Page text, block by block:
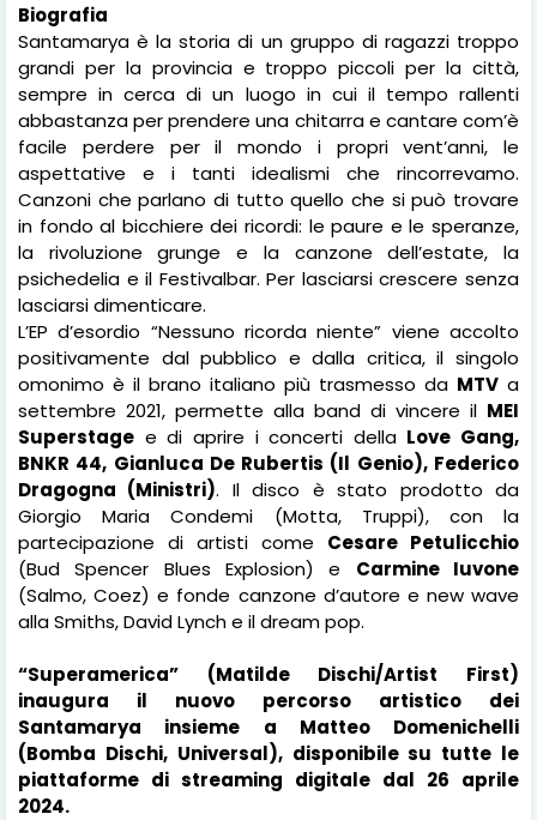
Biografia
Santamarya è la storia di un gruppo di ragazzi troppo
grandi per la provincia e troppo piccoli per la città,
sempre in cerca di un luogo in cui il tempo rallenti
abbastanza per prendere una chitarra e cantare com’è
facile perdere per il mondo i propri vent’anni, le
aspettative e i tanti idealismi che rincorrevamo.
Canzoni che parlano di tutto quello che si può trovare
in fondo al bicchiere dei ricordi: le paure e le speranze,
la rivoluzione grunge e la canzone dell’estate, la
psichedelia e il Festivalbar. Per lasciarsi crescere senza
lasciarsi dimenticare.
L’EP d’esordio “Nessuno ricorda niente” viene accolto
positivamente dal pubblico e dalla critica, il singolo
omonimo è il brano italiano più trasmesso da MTV a
settembre 2021, permette alla band di vincere il MEI
Superstage e di aprire i concerti della Love Gang,
BNKR 44, Gianluca De Rubertis (Il Genio), Federico
Dragogna (Ministri). Il disco è stato prodotto da
Giorgio Maria Condemi (Motta, Truppi), con la
partecipazione di artisti come Cesare Petulicchio
(Bud Spencer Blues Explosion) e Carmine Iuvone
(Salmo, Coez) e fonde canzone d’autore e new wave
alla Smiths, David Lynch e il dream pop.
“Superamerica” (Matilde Dischi/Artist First)
inaugura il nuovo percorso artistico dei
Santamarya insieme a Matteo Domenichelli
(Bomba Dischi, Universal), disponibile su tutte le
piattaforme di streaming digitale dal 26 aprile
2024.